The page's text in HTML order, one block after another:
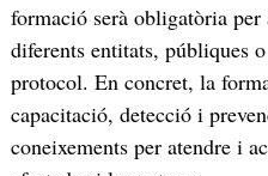
formació serà obligatòria
diferents entitats, públiques
protocol. En concret, la
capacitació, detecció i
coneixements per atendre i